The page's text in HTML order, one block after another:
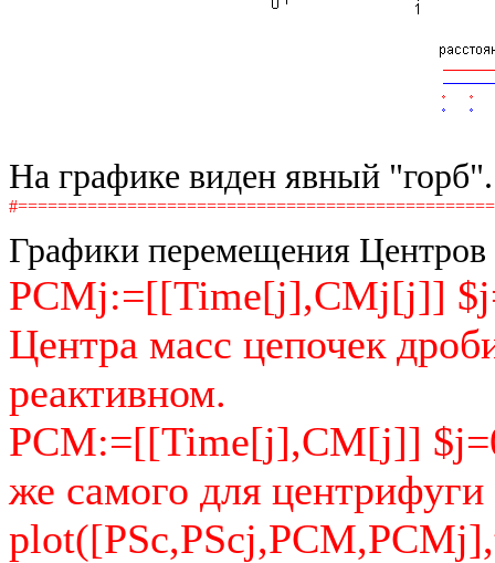
На графике виден явный "горб".
Графики перемещения Центров
PCMj:=[[Time[j],CMj[j]]
Центра масс цепочек
реактивном.
PCM:=[[Time[j],CM[j]]
же самого для центрифуги